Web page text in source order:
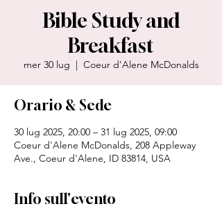
Bible Study and
Breakfast
mer 30 lug
  |
Coeur d'Alene McDonalds
Orario & Sede
30 lug 2025, 20:00 – 31 lug 2025, 09:00
Coeur d'Alene McDonalds, 208 Appleway
Ave., Coeur d'Alene, ID 83814, USA
Info sull'evento